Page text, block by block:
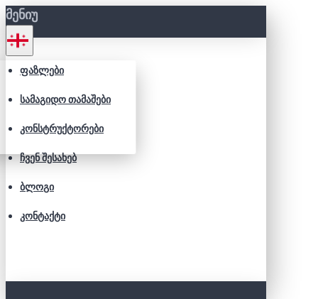
ᲛᲔᲜᲘᲣ
ᲤᲐᲖᲚᲔᲑᲘ
ᲡᲐᲛᲐᲒᲘᲓᲝ ᲗᲐᲛᲐᲨᲔᲑᲘ
ᲙᲝᲜᲡᲢᲠᲣᲥᲢᲝᲠᲔᲑᲘ
ᲩᲕᲔᲜ ᲨᲔᲡᲐᲮᲔᲑ
ᲑᲚᲝᲒᲘ
ᲙᲝᲜᲢᲐᲥᲢᲘ